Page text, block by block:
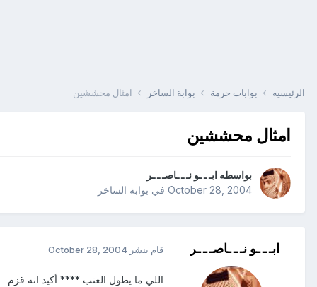
الرئيسيه بوابات حرمة بوابة الساخر امثال محششين
امثال محششين
بواسطه ابـ ـ ـو نـ ـ ـاصـ ـ ـر
October 28, 2004 في بوابة الساخر
ابـ ـ ـو نـ ـ ـاصـ ـ ـر قام بنشر October 28, 2004
اللي ما يطول العنب **** أكيد انه قزم